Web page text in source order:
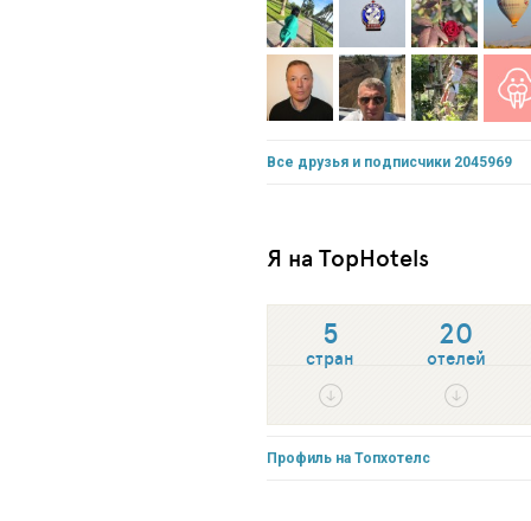
Все друзья и подписчики 2045969
Я на TopHotels
5
стран
20
отелей
Профиль на Топхотелс